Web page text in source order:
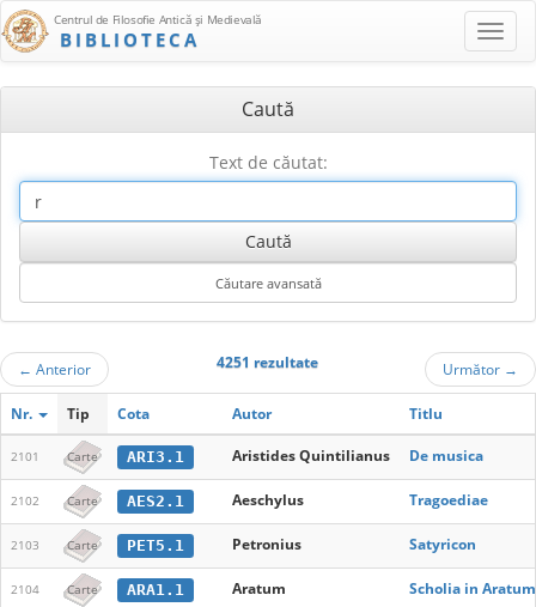
Centrul de Filosofie Antică şi Medievală
BIBLIOTECA
Caută
Text de căutat:
← Anterior 4251 rezultate Următor →
Nr. Tip Cota Autor Titlu
2101 Carte ARI3.1 Aristides Quintilianus De musica
2102 Carte AES2.1 Aeschylus Tragoediae
2103 Carte PET5.1 Petronius Satyricon
2104 Carte ARA1.1 Aratum Scholia in